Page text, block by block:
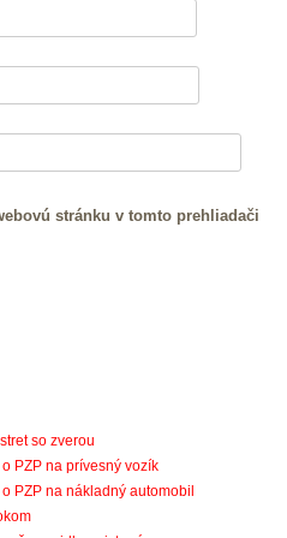
stránku v tomto prehliadači
so zverou
PZP na prívesný vozík
PZP na nákladný automobil